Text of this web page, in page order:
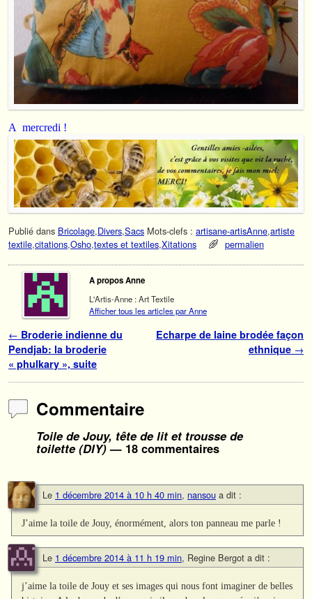
A mercredi !
Publié dans Bricolage,Divers,Sacs Mots-clefs : artisane-artisAnne,artiste
textile,citations,Osho,textes et textiles,Xitations permalien
A propos Anne
L'Artis-Anne : Art Textile
Afficher tous les articles par Anne
Navigation des articles
← Broderie indienne du
Pendjab: la broderie
« phulkary », suite
Echarpe de laine brodée façon
ethnique →
Commentaire
Toile de Jouy, tête de lit et trousse de
toilette (DIY)— 18 commentaires
Le 1 décembre 2014 à 10 h 40 min, nansou a dit :
J’aime la toile de Jouy, énormément, alors ton panneau me parle !
Le 1 décembre 2014 à 11 h 19 min, Regine Bergot a dit :
j’aime la toile de Jouy et ses images qui nous font imaginer de belles